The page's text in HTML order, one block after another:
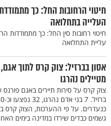
חיטוי הרחובות החל: כך
העלייה בתחלואה
חיטוי רחובות סין החל: כך מתמודדות
עליית התחלואה
מטיילים נהרגו
צוק קרס על סירות תיירים באגם פורנס
כנעדרים. על פי ההערכות, הצוק קרס
גשמים כבדים שירדו במדינה בימים